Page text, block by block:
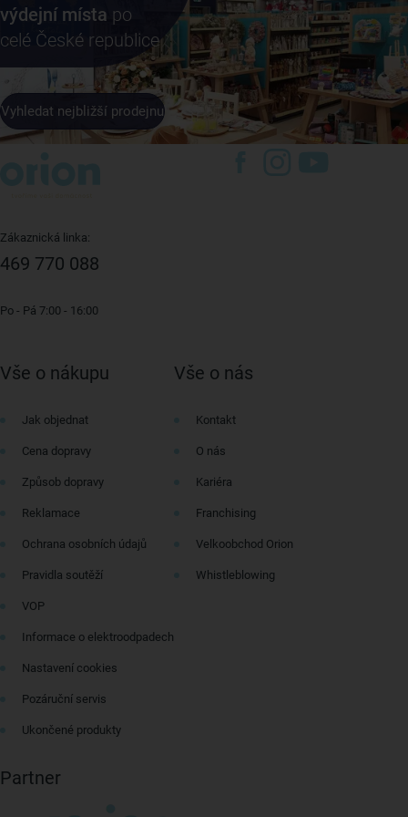
výdejní místa po
celé České republice
Vyhledat nejbližší prodejnu
Zákaznická linka:
469 770 088
Po - Pá 7:00 - 16:00
Vše o nákupu
Jak objednat
Cena dopravy
Způsob dopravy
Reklamace
Ochrana osobních údajů
Pravidla soutěží
VOP
Informace o elektroodpadech
Nastavení cookies
Pozáruční servis
Ukončené produkty
Vše o nás
Kontakt
O nás
Kariéra
Franchising
Velkoobchod Orion
Whistleblowing
Partner